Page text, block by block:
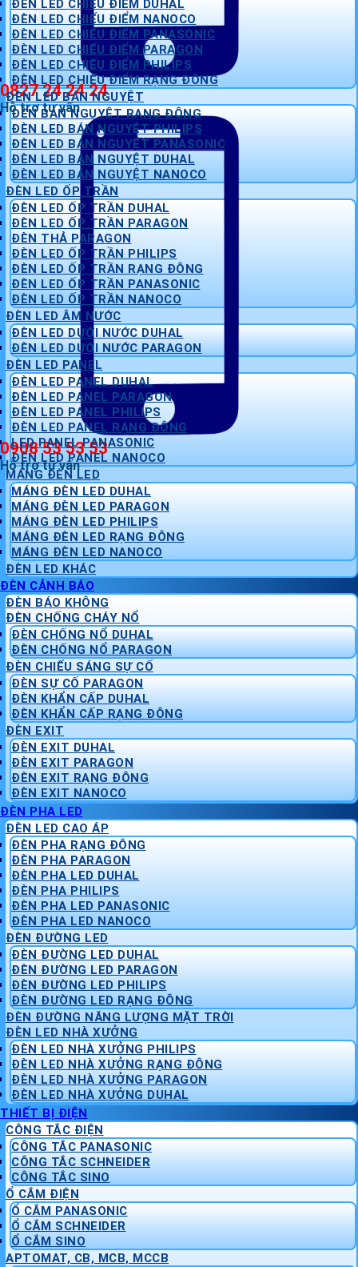
0827 24 24 24
Hỗ trợ tư vấn
0908 53 53 53
Hỗ trợ tư vấn
ĐÈN LED CHIẾU ĐIỂM DUHAL
ĐÈN LED CHIẾU ĐIỂM NANOCO
ĐÈN LED CHIẾU ĐIỂM PANASONIC
ĐÈN LED CHIẾU ĐIỂM PARAGON
ĐÈN LED CHIẾU ĐIỂM PHILIPS
ĐÈN LED CHIẾU ĐIỂM RẠNG ĐÔNG
ĐÈN LED BÁN NGUYỆT
ĐÈN BÁN NGUYỆT RẠNG ĐÔNG
ĐÈN LED BÁN NGUYỆT PHILIPS
ĐÈN LED BÁN NGUYỆT PANASONIC
ĐÈN LED BÁN NGUYỆT DUHAL
ĐÈN LED BÁN NGUYỆT NANOCO
ĐÈN LED ỐP TRẦN
ĐÈN LED ỐP TRẦN DUHAL
ĐÈN LED ỐP TRẦN PARAGON
ĐÈN THẢ PARAGON
ĐÈN LED ỐP TRẦN PHILIPS
ĐÈN LED ỐP TRẦN RẠNG ĐÔNG
ĐÈN LED ỐP TRẦN PANASONIC
ĐÈN LED ỐP TRẦN NANOCO
ĐÈN LED ÂM NƯỚC
ĐÈN LED DƯỚI NƯỚC DUHAL
ĐÈN LED DƯỚI NƯỚC PARAGON
ĐÈN LED PANEL
ĐÈN LED PANEL DUHAL
ĐÈN LED PANEL PARAGON
ĐÈN LED PANEL PHILIPS
ĐÈN LED PANEL RẠNG ĐÔNG
LED PANEL PANASONIC
ĐÈN LED PANEL NANOCO
MÁNG ĐÈN LED
MÁNG ĐÈN LED DUHAL
MÁNG ĐÈN LED PARAGON
MÁNG ĐÈN LED PHILIPS
MÁNG ĐÈN LED RẠNG ĐÔNG
MÁNG ĐÈN LED NANOCO
ĐÈN LED KHÁC
ĐÈN CẢNH BÁO
ĐÈN BÁO KHÔNG
ĐÈN CHỐNG CHÁY NỔ
ĐÈN CHỐNG NỔ DUHAL
ĐÈN CHỐNG NỔ PARAGON
ĐÈN CHIẾU SÁNG SỰ CỐ
ĐÈN SỰ CỐ PARAGON
ĐÈN KHẨN CẤP DUHAL
ĐÈN KHẨN CẤP RẠNG ĐÔNG
ĐÈN EXIT
ĐÈN EXIT DUHAL
ĐÈN EXIT PARAGON
ĐÈN EXIT RẠNG ĐÔNG
ĐÈN EXIT NANOCO
ĐÈN PHA LED
ĐÈN LED CAO ÁP
ĐÈN PHA RẠNG ĐÔNG
ĐÈN PHA PARAGON
ĐÈN PHA LED DUHAL
ĐÈN PHA PHILIPS
ĐÈN PHA LED PANASONIC
ĐÈN PHA LED NANOCO
ĐÈN ĐƯỜNG LED
ĐÈN ĐƯỜNG LED DUHAL
ĐÈN ĐƯỜNG LED PARAGON
ĐÈN ĐƯỜNG LED PHILIPS
ĐÈN ĐƯỜNG LED RẠNG ĐÔNG
ĐÈN ĐƯỜNG NĂNG LƯỢNG MẶT TRỜI
ĐÈN LED NHÀ XƯỞNG
ĐÈN LED NHÀ XƯỞNG PHILIPS
ĐÈN LED NHÀ XƯỞNG RẠNG ĐÔNG
ĐÈN LED NHÀ XƯỞNG PARAGON
ĐÈN LED NHÀ XƯỞNG DUHAL
THIẾT BỊ ĐIỆN
CÔNG TẮC ĐIỆN
CÔNG TẮC PANASONIC
CÔNG TẮC SCHNEIDER
CÔNG TẮC SINO
Ổ CẮM ĐIỆN
Ổ CẮM PANASONIC
Ổ CẮM SCHNEIDER
Ổ CẮM SINO
APTOMAT, CB, MCB, MCCB